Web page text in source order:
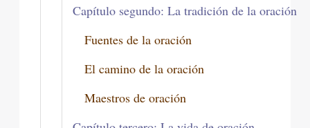
Capítulo segundo: La tradición de la oración
Fuentes de la oración
El camino de la oración
Maestros de oración